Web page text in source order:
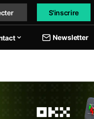
S'inscrire
Newsletter